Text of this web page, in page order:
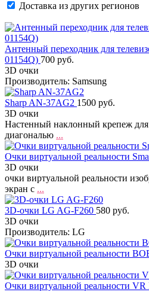
Доставка из других регионов
Антенный переходник для
01154Q) 700 руб.
3D очки
Производитель: Samsung
Sharp AN-37AG2 1500 руб.
3D очки
Настенный наклонный крепеж для
диагональю ...
Очки виртуальной реальности
3D очки
очки виртуальной реальности
экран с ...
3D-очки LG AG-F260 580 руб.
3D очки
Производитель: LG
Очки виртуальной реальности
3D очки
Очки виртуальной реальности